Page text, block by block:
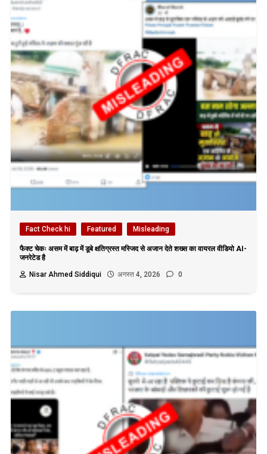
Fact Check hi Featured Misleading
फैक्ट चेकः असम में बाढ़ में डूबे क्षतिग्रस्त मस्जिद से अजान देते शख्स का वायरल वीडियो AI-
जनरेटेड है
Nisar Ahmed Siddiqui
अगस्त 4, 2026 0